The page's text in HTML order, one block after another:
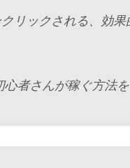
リックされる、効
者さんが稼ぐ方法